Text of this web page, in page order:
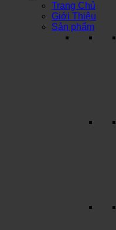
Trang Chủ
Giới Thiệu
Sản phẩm